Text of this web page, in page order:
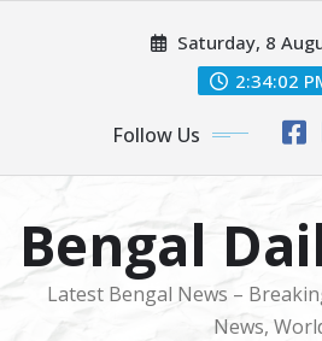
Saturday, 8
2:34:04
Follow Us
Bengal
Latest Bengal News –
News,